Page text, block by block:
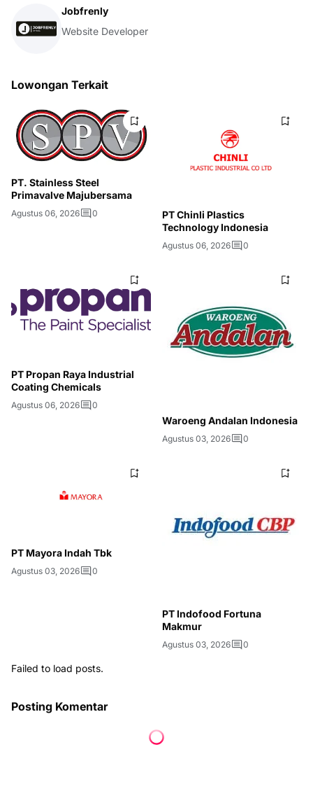
Jobfrenly
Website Developer
Lowongan Terkait
PT. Stainless Steel
Primavalve Majubersama
Agustus 06, 2026 0
PT Chinli Plastics
Technology Indonesia
Agustus 06, 2026 0
PT Propan Raya Industrial
Coating Chemicals
Agustus 06, 2026 0
Waroeng Andalan Indonesia
Agustus 03, 2026 0
PT Mayora Indah Tbk
Agustus 03, 2026 0
PT Indofood Fortuna
Makmur
Agustus 03, 2026 0
Failed to load posts.
Posting Komentar